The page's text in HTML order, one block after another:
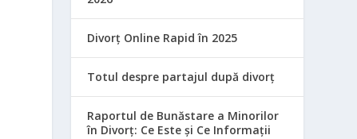
Divorț Online Rapid în 2025
Totul despre partajul după divorț
Raportul de Bunăstare a Minorilor
în Divorț: Ce Este și Ce Informații